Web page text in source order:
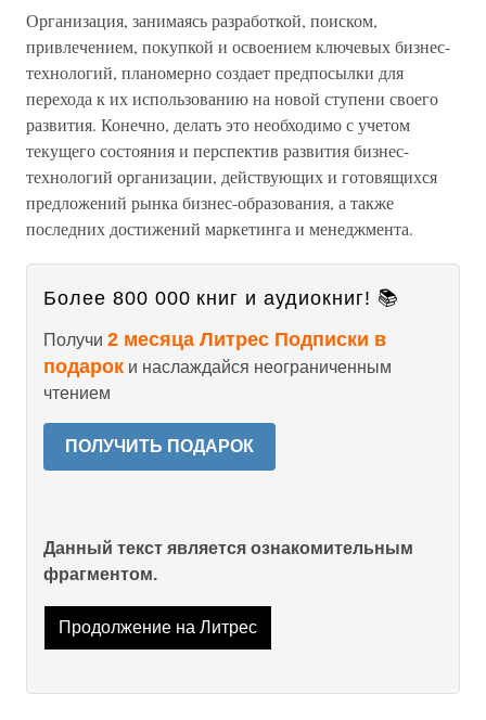
Организация, занимаясь разработкой, поиском,
привлечением, покупкой и освоением ключевых бизнес-
технологий, планомерно создает предпосылки для
перехода к их использованию на новой ступени своего
развития. Конечно, делать это необходимо с учетом
текущего состояния и перспектив развития бизнес-
технологий организации, действующих и готовящихся
предложений рынка бизнес-образования, а также
последних достижений маркетинга и менеджмента.
Более 800 000 книг и аудиокниг! 📚
Получи 2 месяца Литрес Подписки в
подарок и наслаждайся неограниченным
чтением
ПОЛУЧИТЬ ПОДАРОК
Данный текст является ознакомительным
фрагментом.
Продолжение на Литрес